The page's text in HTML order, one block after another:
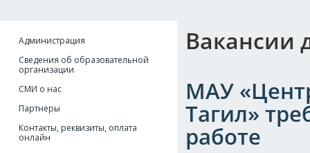
Администрация
Сведения об образовательной
организации
СМИ о нас
Партнеры
Контакты, реквизиты, оплата
онлайн
Вакансии
МАУ
Тагил»
работе